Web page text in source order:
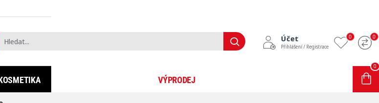
Účet
Přihlášení / Registrace
0 0
VÝPRODEJ
0